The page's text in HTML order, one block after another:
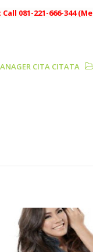
081-221-666-344
CITA CITATA